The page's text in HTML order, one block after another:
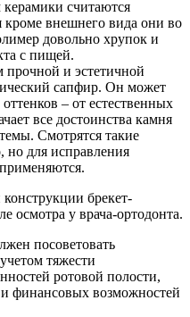
считаются
кроме внешнего вида они во
довольно хрупок и
с пищей.
и эстетичной
сапфир. Он может
– от естественных
все достоинства камня
Смотрятся такие
но для исправления
брекет-
осмотра у врача-ортодонта.
посоветовать
тяжести
ротовой полости,
финансовых возможностей